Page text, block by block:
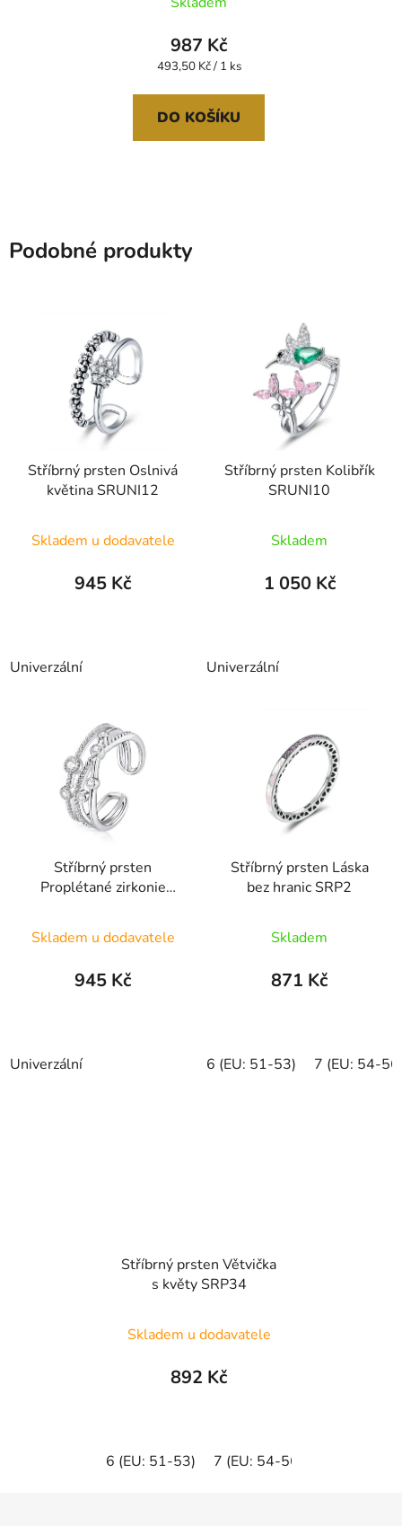
987 Kč
Měrná
493,50 Kč / 1 ks
DO KOŠÍKU
Podobné produkty
Stříbrný prsten Oslnivá
květina SRUNI12
Skladem u dodavatele
945 Kč
Univerzální
Stříbrný prsten Kolibřík
SRUNI10
Skladem
1 050 Kč
Univerzální
Stříbrný prsten
Proplétané zirkonie
hodnocení
produktu
Skladem u dodavatele
945 Kč
Univerzální
Stříbrný prsten Láska
bez hranic SRP2
hodnocení
produktu
Skladem
871 Kč
6 (EU: 51-53) 7 (EU: 54-
Stříbrný prsten Větvička
s květy SRP34
Skladem u dodavatele
892 Kč
6 (EU: 51-53) 7 (EU: 54-56)